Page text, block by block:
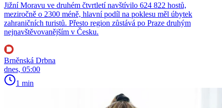
Jižní Moravu ve druhém čtvrtletí navštívilo 624 822 hostů,
meziročně o 2300 méně, hlavní podíl na poklesu měl úbytek
zahraničních turistů. Přesto region zůstává po Praze druhým
nejnavštěvovanějším v Česku.
Brněnská Drbna
dnes, 05:00
1 min